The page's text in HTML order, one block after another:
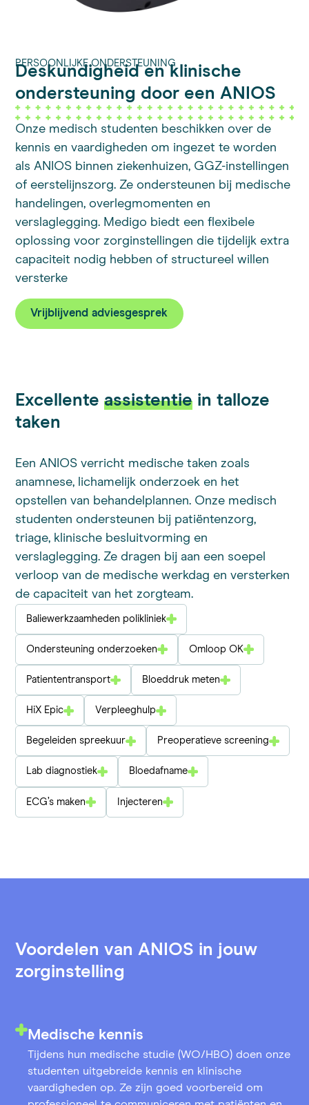
PERSOONLIJKE ONDERSTEUNING
Deskundigheid en klinische
ondersteuning door een ANIOS
Onze medisch studenten beschikken over de
kennis en vaardigheden om ingezet te worden
als ANIOS binnen ziekenhuizen, GGZ-instellingen
of eerstelijnszorg. Ze ondersteunen bij medische
handelingen, overlegmomenten en
verslaglegging. Medigo biedt een flexibele
oplossing voor zorginstellingen die tijdelijk extra
capaciteit nodig hebben of structureel willen
versterke
Vrijblijvend adviesgesprek
Excellenteassistentie in talloze
taken
Een ANIOS verricht medische taken zoals
anamnese, lichamelijk onderzoek en het
opstellen van behandelplannen. Onze medisch
studenten ondersteunen bij patiëntenzorg,
triage, klinische besluitvorming en
verslaglegging. Ze dragen bij aan een soepel
verloop van de medische werkdag en versterken
de capaciteit van het zorgteam.
Baliewerkzaamheden polikliniek
Ondersteuning onderzoeken Omloop OK
Patiententransport Bloeddruk meten
HiX Epic Verpleeghulp
Begeleiden spreekuur Preoperatieve screening
Lab diagnostiek Bloedafname
ECG’s maken Injecteren
Voordelen van ANIOS in jouw
zorginstelling
Medische kennis
Tijdens hun medische studie (WO/HBO) doen onze
studenten uitgebreide kennis en klinische
vaardigheden op. Ze zijn goed voorbereid om